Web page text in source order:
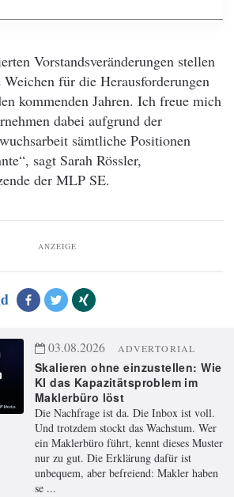
Vorstandsveränderungen stellen
für die Herausforderungen
kommenden Jahren. Ich freue mich
dabei aufgrund der
sämtliche Positionen
sagt Sarah Rössler,
der MLP SE.
ANZEIGE
03.08.2026 ADVERTORIAL
Skalieren ohne einzustellen: Wie
KI das Kapazitätsproblem im
Maklerbüro löst
Die Nachfrage ist da. Die Inbox ist voll.
Und trotzdem stockt das Wachstum. Wer
ein Maklerbüro führt, kennt dieses Muster
nur zu gut. Die Erklärung dafür ist
unbequem, aber befreiend: Makler haben
se ...